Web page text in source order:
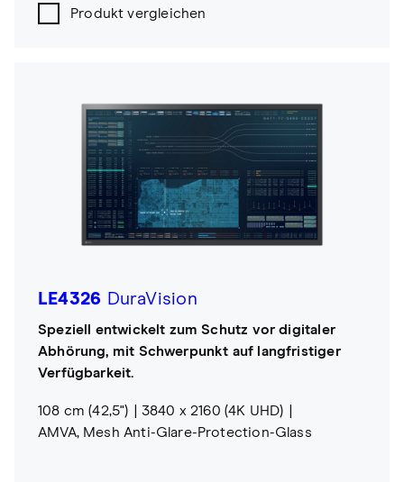
Produkt vergleichen
LE4326 DuraVision
Speziell entwickelt zum Schutz vor digitaler
Abhörung, mit Schwerpunkt auf langfristiger
Verfügbarkeit.
108 cm (42,5")
3840 x 2160 (4K UHD)
AMVA, Mesh Anti-Glare-Protection-Glass